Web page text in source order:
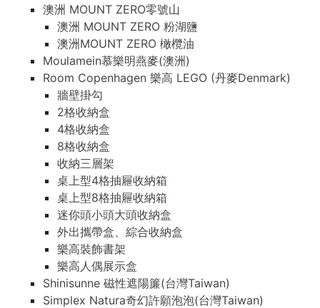
澳洲 MOUNT ZERO零號山
澳洲 MOUNT ZERO 粉湖鹽
澳洲MOUNT ZERO 橄欖油
Moulamein慕樂明燕麥(澳洲)
Room Copenhagen 樂高 LEGO (丹麥Denmark)
牆壁掛勾
2格收納盒
4格收納盒
8格收納盒
收納三層架
桌上型4格抽屜收納箱
桌上型8格抽屜收納箱
迷你頭小頭大頭收納盒
外出攜帶盒、綜合收納盒
樂高裝飾書架
樂高人偶展示盒
Shinisunne 磁性遮陽簾(台灣Taiwan)
Simplex Natura奇幻許願泡泡(台灣Taiwan)